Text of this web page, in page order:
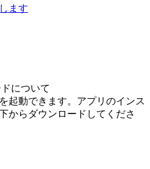
ます
について
起動できます。アプリのインス
からダウンロードしてくださ